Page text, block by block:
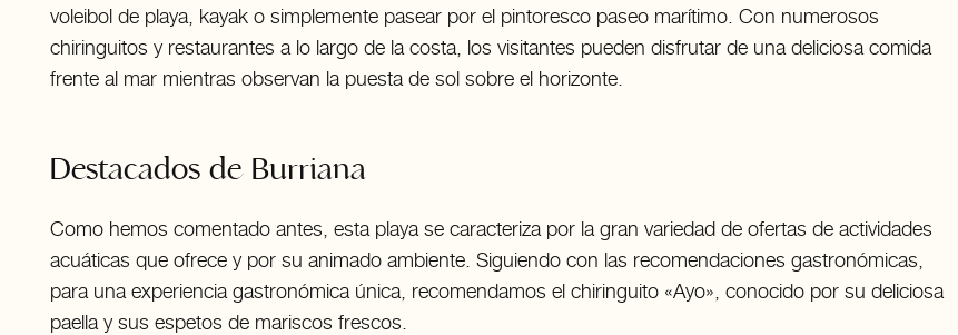
voleibol de playa, kayak o simplemente pasear por el pintoresco paseo marítimo. Con numerosos
chiringuitos y restaurantes a lo largo de la costa, los visitantes pueden disfrutar de una deliciosa comida
frente al mar mientras observan la puesta de sol sobre el horizonte.
Destacados de Burriana
Como hemos comentado antes, esta playa se caracteriza por la gran variedad de ofertas de actividades
acuáticas que ofrece y por su animado ambiente. Siguiendo con las recomendaciones gastronómicas,
para una experiencia gastronómica única, recomendamos el chiringuito «Ayo», conocido por su deliciosa
paella y sus espetos de mariscos frescos.